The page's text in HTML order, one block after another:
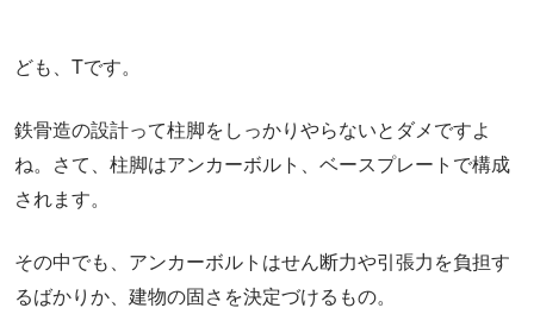
ども、Tです。
鉄骨造の設計って柱脚をしっかりやらないとダメですよ
ね。さて、柱脚はアンカーボルト、ベースプレートで構成
されます。
その中でも、アンカーボルトはせん断力や引張力を負担す
るばかりか、建物の固さを決定づけるもの。